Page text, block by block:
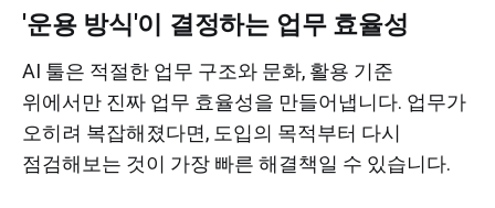
'운용 방식'이 결정하는 업무 효율성
AI 툴은 적절한 업무 구조와 문화, 활용 기준
위에서만 진짜 업무 효율성을 만들어냅니다. 업무가
오히려 복잡해졌다면, 도입의 목적부터 다시
점검해보는 것이 가장 빠른 해결책일 수 있습니다.